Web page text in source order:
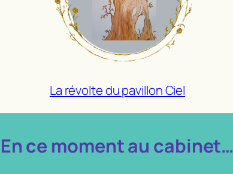
La révolte du pavillon Ciel
En ce moment au cabinet…